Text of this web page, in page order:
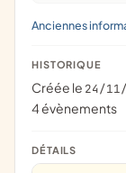
Anciennes
HISTORIQUE
Créée le 24/
4 évènements
DÉTAILS